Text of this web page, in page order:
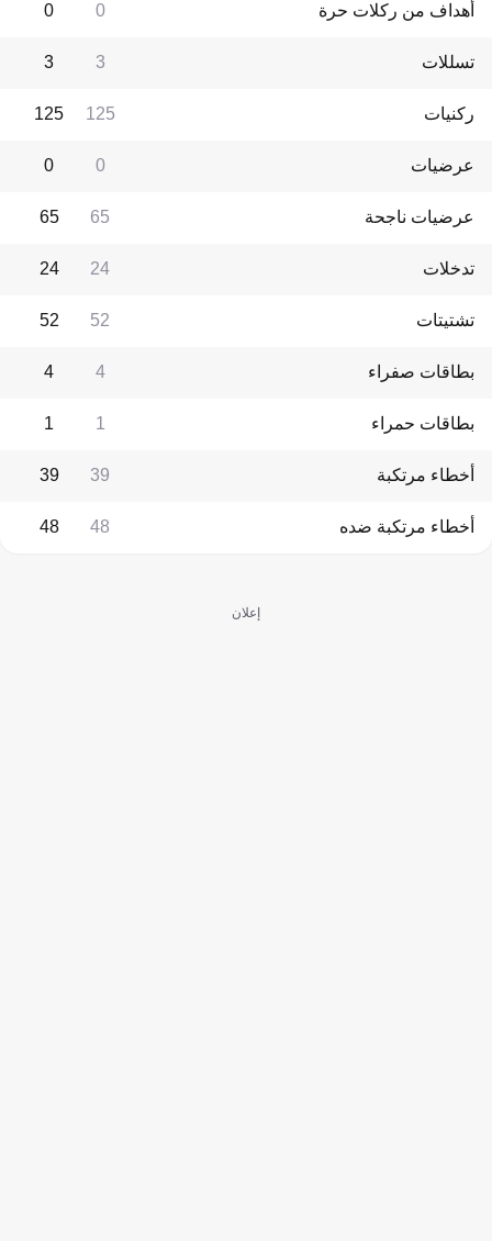
أهداف من ركلات حرة 0
0
تسللات 3
3
ركنيات 125
125
عرضيات 0
0
عرضيات ناجحة 65
65
تدخلات 24
24
تشتيتات 52
52
بطاقات صفراء 4
4
بطاقات حمراء 1
1
أخطاء مرتكبة 39
39
أخطاء مرتكبة ضده 48
48
إعلان